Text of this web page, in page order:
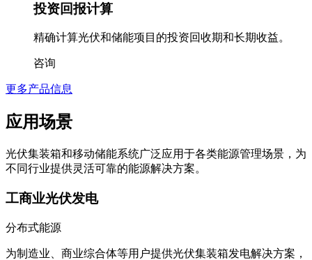
投资回报计算
精确计算光伏和储能项目的投资回收期和长期收益。
咨询
更多产品信息
应用场景
光伏集装箱和移动储能系统广泛应用于各类能源管理场景，为
不同行业提供灵活可靠的能源解决方案。
工商业光伏发电
分布式能源
为制造业、商业综合体等用户提供光伏集装箱发电解决方案，